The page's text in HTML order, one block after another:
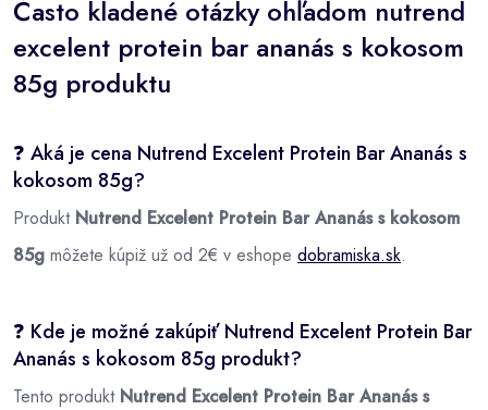
Často kladené otázky ohľadom nutrend
excelent protein bar ananás s kokosom
85g produktu
❓ Aká je cena Nutrend Excelent Protein Bar Ananás s
kokosom 85g?
Produkt Nutrend Excelent Protein Bar Ananás s kokosom
85g môžete kúpiž už od 2€ v eshope dobramiska.sk.
❓ Kde je možné zakúpiť Nutrend Excelent Protein Bar
Ananás s kokosom 85g produkt?
Tento produkt Nutrend Excelent Protein Bar Ananás s